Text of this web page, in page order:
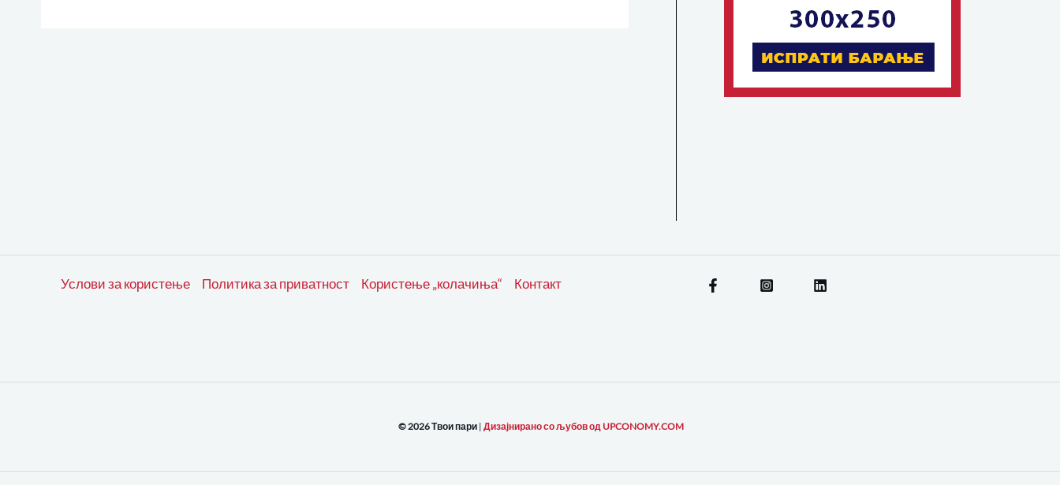
Услови за користење Политика за приватност Користење „колачиња“ Контакт
© 2026 Твои пари | Дизајнирано со љубов од UPCONOMY.COM